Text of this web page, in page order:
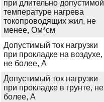
при длительно допустимой
температуре нагрева
токопроводящих жил, не
менее, Ом*см
Допустимый ток нагрузки
при прокладке на воздухе,
не более, А
Допустимый ток нагрузки
при прокладке в грунте, не
более, А